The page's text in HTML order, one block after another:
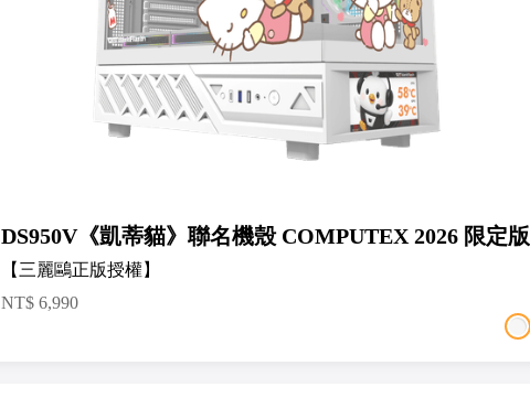
DS950V《凱蒂貓》聯名機殼 COMPUTEX 2026 限定版
【三麗鷗正版授權】
NT$ 6,990